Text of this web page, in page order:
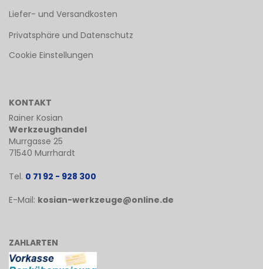
Liefer- und Versandkosten
Privatsphäre und Datenschutz
Cookie Einstellungen
KONTAKT
Rainer Kosian
Werkzeughandel
Murrgasse 25
71540 Murrhardt
Tel. 0 71 92 - 928 300
E-Mail: kosian-werkzeuge@online.de
ZAHLARTEN